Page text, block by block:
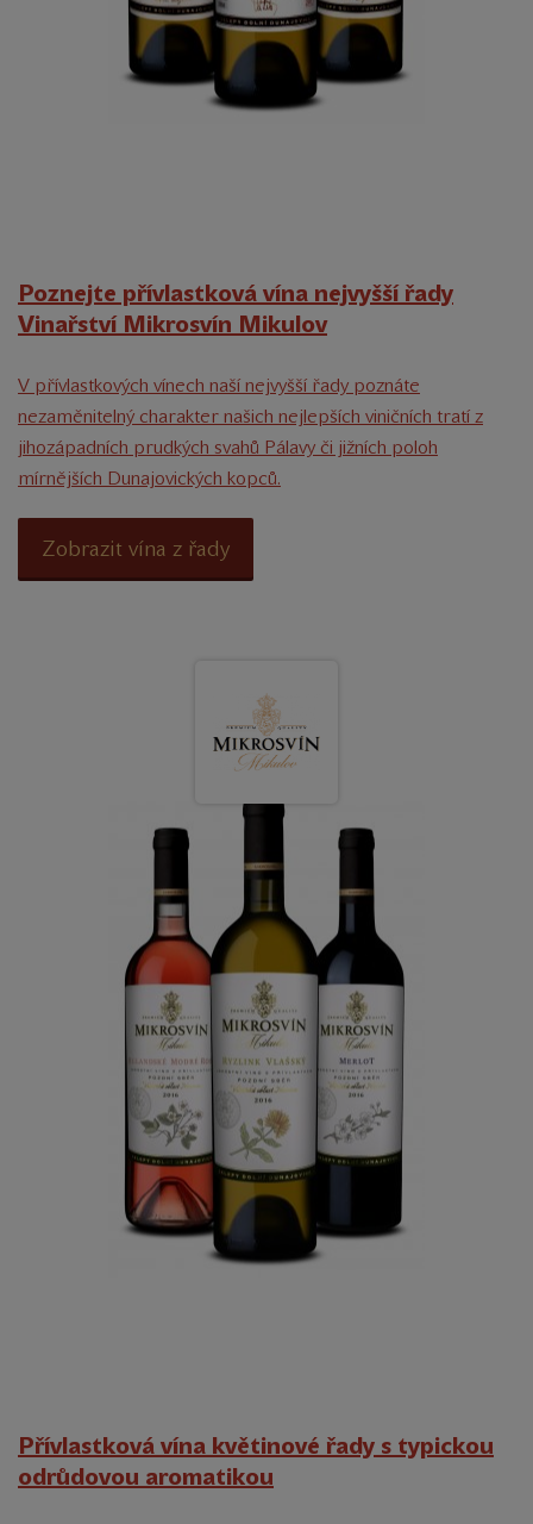
Poznejte přívlastková vína nejvyšší řady
Vinařství Mikrosvín Mikulov
V přívlastkových vínech naší nejvyšší řady poznáte
nezaměnitelný charakter našich nejlepších viničních tratí z
jihozápadních prudkých svahů Pálavy či jižních poloh
mírnějších Dunajovických kopců.
Zobrazit vína z řady
Přívlastková vína květinové řady s typickou
odrůdovou aromatikou